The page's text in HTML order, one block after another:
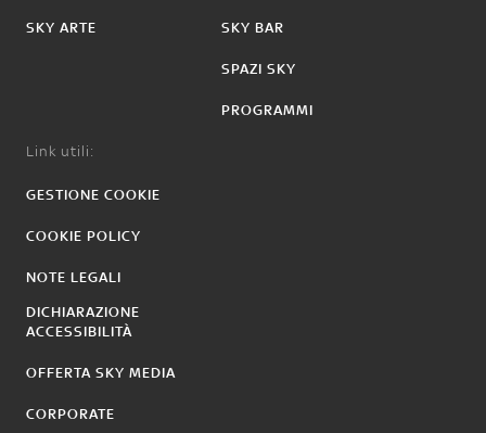
SKY ARTE SKY BAR
SPAZI SKY
PROGRAMMI
Link utili:
GESTIONE COOKIE
COOKIE POLICY
NOTE LEGALI
DICHIARAZIONE
ACCESSIBILITÀ
OFFERTA SKY MEDIA
CORPORATE